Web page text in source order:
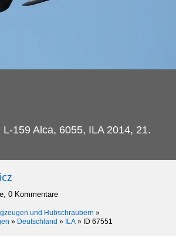
159 Alca, 6055, ILA 2014, 21.
0 Kommentare
und Hubschraubern »
» Deutschland » ILA » ID 67551